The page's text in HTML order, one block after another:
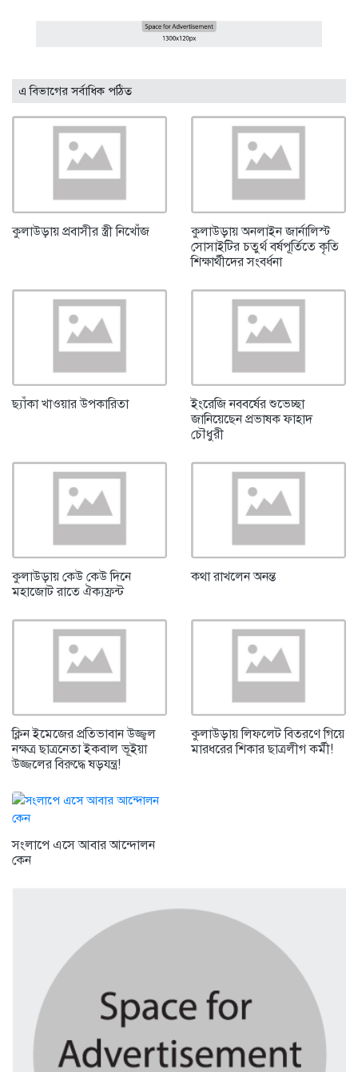
এ বিভাগের সর্বাধিক পঠিত
কুলাউড়ায় প্রবাসীর স্ত্রী নিখোঁজ
কুলাউড়ায় অনলাইন জার্নালিস্ট
সোসাইটির চতুর্থ বর্ষপূর্তিতে কৃতি
শিক্ষার্থীদের সংবর্ধনা
ছ্যাঁকা খাওয়ার উপকারিতা
ইংরেজি নববর্ষের শুভেচ্ছা
জানিয়েছেন প্রভাষক ফাহাদ
চৌধুরী
কুলাউড়ায় কেউ কেউ দিনে
মহাজোট রাতে ঐক্যফ্রন্ট
কথা রাখলেন অনন্ত
ক্লিন ইমেজের প্রতিভাবান উজ্জ্বল
নক্ষত্র ছাত্রনেতা ইকবাল ভূইয়া
উজ্জলের বিরুদ্ধে ষড়যন্ত্র!
কুলাউড়ায় লিফলেট বিতরণে গিয়ে
মারধরের শিকার ছাত্রলীগ কর্মী!
সংলাপে এসে আবার আন্দোলন
কেন